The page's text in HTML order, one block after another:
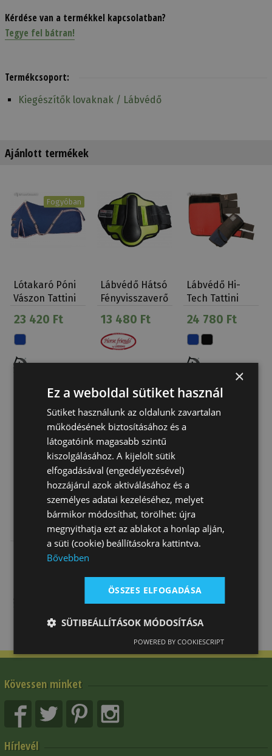
Kérdése van a termékkel kapcsolatban?
Tegye fel bátran!
Termékcsoport:
Kiegészítők lovaknak / Lábvédő
Ajánlott termékek
Fogyóban
Lótakaró Póni
Vászon Tattini
23 420 Ft
Lábvédő Hátsó
Fényvisszaverő
13 480 Ft
Lábvédő Hi-
Tech Tattini
24 780 Ft
Lábvédő Első
Bárányszőrrel
26 600 Ft
Csak rendelésre
Ínvédő
Eskadron Air
Bokavédő Pro
Pántos Tattini
Kövessen minket
Hírlevél
×
Ez a weboldal sütiket használ
Sütiket használunk az oldalunk zavartalan
működésének biztosításához és a
látogatóink magasabb szintű
kiszolgálásához. A kijelölt sütik
elfogadásával (engedélyezésével)
hozzájárul azok aktiválásához és a
személyes adatai kezeléséhez, melyet
bármikor módosíthat, törölhet: újra
megnyithatja ezt az ablakot a honlap alján,
a süti (cookie) beállításokra kattintva.
Bővebben
ÖSSZES ELFOGADÁSA
SÜTIBEÁLLÍTÁSOK MÓDOSÍTÁSA
POWERED BY COOKIESCRIPT